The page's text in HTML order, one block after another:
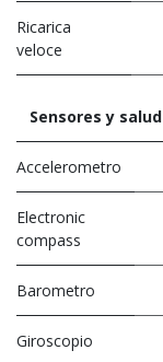
Ricarica
veloce
Sensores y salud
Accelerometro
Electronic
compass
Barometro
Giroscopio